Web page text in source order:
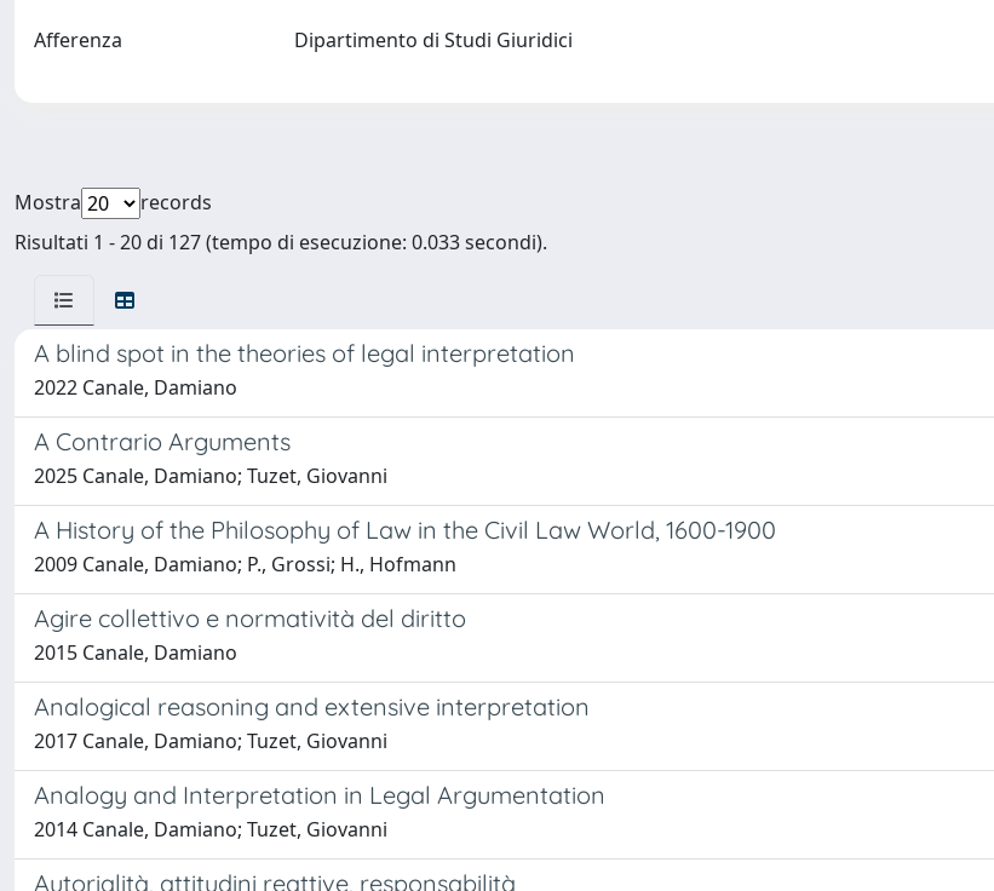
Afferenza Dipartimento di Studi Giuridici
Mostra
records
Risultati 1 - 20 di 127 (tempo di esecuzione: 0.033 secondi).
A blind spot in the theories of legal interpretation
2022 Canale, Damiano
A Contrario Arguments
2025 Canale, Damiano; Tuzet, Giovanni
A History of the Philosophy of Law in the Civil Law World, 1600-1900
2009 Canale, Damiano; P., Grossi; H., Hofmann
Agire collettivo e normatività del diritto
2015 Canale, Damiano
Analogical reasoning and extensive interpretation
2017 Canale, Damiano; Tuzet, Giovanni
Analogy and Interpretation in Legal Argumentation
2014 Canale, Damiano; Tuzet, Giovanni
Autorialità, attitudini reattive, responsabilità